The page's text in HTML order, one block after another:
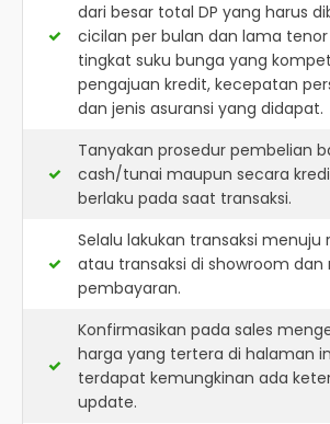
dari besar total DP yang harus
cicilan per bulan dan lama
tingkat suku bunga yang
pengajuan kredit, kecepatan
dan jenis asuransi yang didapat.
Tanyakan prosedur pembelian
cash/tunai maupun secara
berlaku pada saat transaksi.
Selalu lakukan transaksi menuju
atau transaksi di showroom
pembayaran.
Konfirmasikan pada sales
harga yang tertera di halaman
terdapat kemungkinan ada
update.